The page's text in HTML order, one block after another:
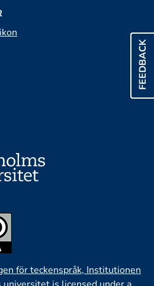
FEEDBACK
för teckenspråk, Institutionen